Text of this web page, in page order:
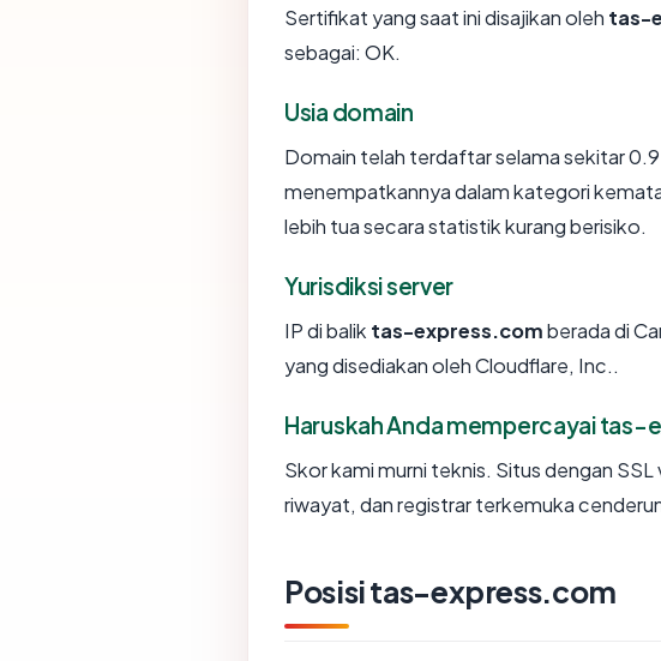
Sertifikat yang saat ini disajikan oleh tas-
sebagai: OK.
Usia domain
Domain telah terdaftar selama sekitar
menempatkannya dalam kategori
lebih tua secara statistik kurang berisiko.
Yurisdiksi server
IP di balik tas-express.comberada di
yang disediakan oleh Cloudflare, Inc..
Haruskah Anda mempercayai tas-
Skor kami murni teknis. Situs dengan
riwayat, dan registrar terkemuka
Posisi tas-express.com